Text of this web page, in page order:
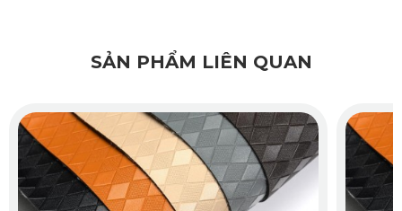
2.5. Cách âm, giảm ồn tối ưu
vặn mà còn giúp giảm tiếng ồn vọng từ gầm xe, mang đến
không gian yên tĩnh và thoải mái cho khoang cabin – điều
mà các chủ xe H9 rất quan tâm.
SẢN PHẨM LIÊN QUAN